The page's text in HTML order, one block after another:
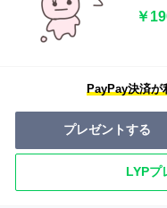
￥
PayPay決済が
プレゼントする
LYPプ